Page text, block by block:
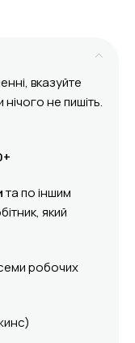
вказуйте
не пишіть.
та по іншим
який
робочих